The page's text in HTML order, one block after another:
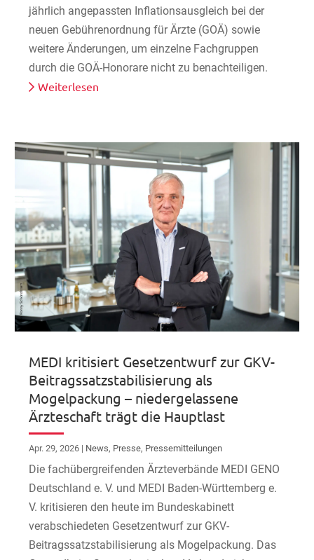
jährlich angepassten Inflationsausgleich bei der
neuen Gebührenordnung für Ärzte (GOÄ) sowie
weitere Änderungen, um einzelne Fachgruppen
durch die GOÄ-Honorare nicht zu benachteiligen.
Weiterlesen
MEDI kritisiert Gesetzentwurf zur GKV-
Beitragssatzstabilisierung als
Mogelpackung – niedergelassene
Ärzteschaft trägt die Hauptlast
Apr. 29, 2026 | News, Presse, Pressemitteilungen
Die fachübergreifenden Ärzteverbände MEDI GENO
Deutschland e. V. und MEDI Baden-Württemberg e.
V. kritisieren den heute im Bundeskabinett
verabschiedeten Gesetzentwurf zur GKV-
Beitragssatzstabilisierung als Mogelpackung. Das